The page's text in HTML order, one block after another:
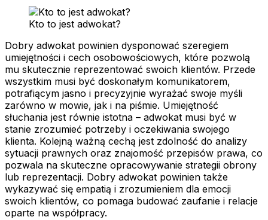
Kto to jest adwokat?
Dobry adwokat powinien dysponować szeregiem
umiejętności i cech osobowościowych, które pozwolą
mu skutecznie reprezentować swoich klientów. Przede
wszystkim musi być doskonałym komunikatorem,
potrafiącym jasno i precyzyjnie wyrażać swoje myśli
zarówno w mowie, jak i na piśmie. Umiejętność
słuchania jest równie istotna – adwokat musi być w
stanie zrozumieć potrzeby i oczekiwania swojego
klienta. Kolejną ważną cechą jest zdolność do analizy
sytuacji prawnych oraz znajomość przepisów prawa, co
pozwala na skuteczne opracowywanie strategii obrony
lub reprezentacji. Dobry adwokat powinien także
wykazywać się empatią i zrozumieniem dla emocji
swoich klientów, co pomaga budować zaufanie i relacje
oparte na współpracy.